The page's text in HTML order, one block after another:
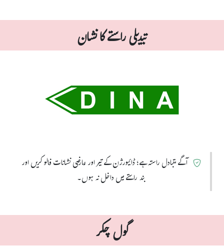
تبدیلی راستے کا نشان
آگے متبادل راستہ ہے؛ ڈائیورژن کے تیر اور عارضی نشانات فالو کریں اور
بند راستے میں داخل نہ ہوں۔
گول چکر